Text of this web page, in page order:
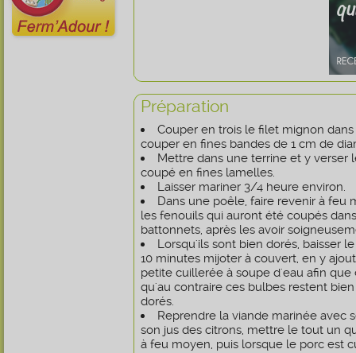
Préparation
Couper en trois le filet mignon
couper en fines bandes de 1 cm de
Mettre dans une terrine et y verser
coupé en fines lamelles.
Laisser mariner 3/4 heure environ.
Dans une poêle, faire revenir à feu
les fenouils qui auront été coupés
battonnets, après les avoir
Lorsqu'ils sont bien dorés, baisser
10 minutes mijoter à couvert, en y
petite cuillerée à soupe d'eau afin que
qu'au contraire ces bulbes restent
dorés.
Reprendre la viande marinée avec
son jus des citrons, mettre le tout un
à feu moyen, puis lorsque le porc est